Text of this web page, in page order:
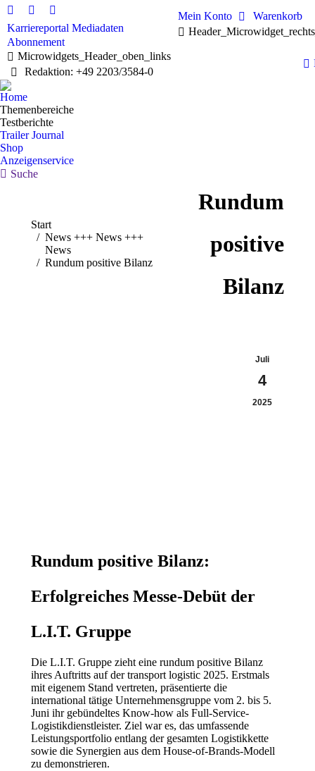
Karriereportal Mediadaten
Abonnement
Microwidgets_Header_oben_links
Redaktion: +49 2203/3584-0
Mein Konto
Warenkorb
Home
Themenbereiche
Testberichte
Trailer Journal
Shop
Anzeigenservice
Suche
Sie befinden sich hier:
Start
News +++ News +++
News
Rundum positive Bilanz
Rundum
positive
Bilanz
Juli
4
2025
Rundum positive Bilanz:
Erfolgreiches Messe-Debüt der
L.I.T. Gruppe
Die L.I.T. Gruppe zieht eine rundum positive Bilanz
ihres Auftritts auf der transport logistic 2025. Erstmals
mit eigenem Stand vertreten, präsentierte die
international tätige Unternehmensgruppe vom 2. bis 5.
Juni ihr gebündeltes Know-how als Full-Service-
Logistikdienstleister. Ziel war es, das umfassende
Leistungsportfolio entlang der gesamten Logistikkette
sowie die Synergien aus dem House-of-Brands-Modell
zu demonstrieren.